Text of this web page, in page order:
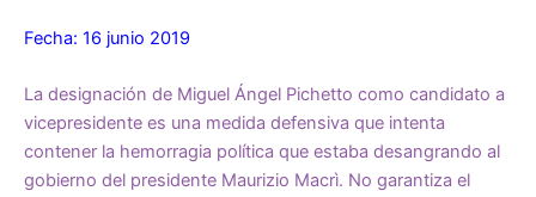
Fecha: 16 junio 2019
La designación de Miguel Ángel Pichetto como candidato a
vicepresidente es una medida defensiva que intenta
contener la hemorragia política que estaba desangrando al
gobierno del presidente Maurizio Macrì. No garantiza el